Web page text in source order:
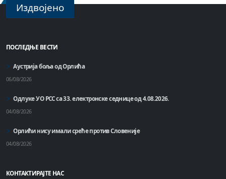
Издвојено
ПОСЛЕДЊЕ ВЕСТИ
Аустрија боља од Орлића
06/08/2026
Одлуке УО РСС са 33. електронске седнице од 4.08.2026.
04/08/2026
Орлићи нису имали среће против Словеније
04/08/2026
КОНТАКТИРАЈТЕ НАС